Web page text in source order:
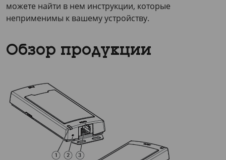
можете найти в нем инструкции, которые
неприменимы к вашему устройству.
Обзор продукции